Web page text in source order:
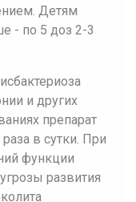
Детям
- по 5 доз 2-3
и других
препарат
в сутки. При
функции
развития